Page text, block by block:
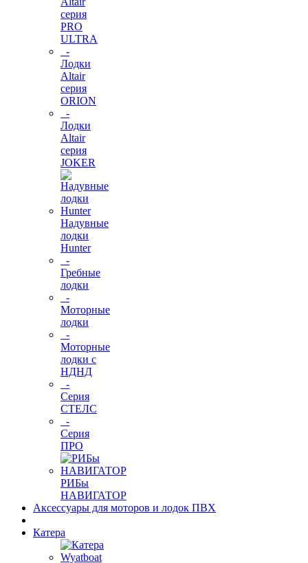
серия
PRO
ULTRA
-
Лодки
Altair
серия
ORION
-
Лодки
Altair
серия
JOKER
Надувные
лодки
Hunter
-
Гребные
лодки
-
Моторные
лодки
-
Моторные
лодки с
НДНД
-
Серия
СТЕЛС
-
Серия
ПРО
РИБы
НАВИГАТОР
Аксессуары для моторов и лодок ПВХ
Катера